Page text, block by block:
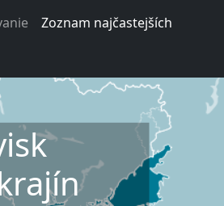
Zoznam najčastejších